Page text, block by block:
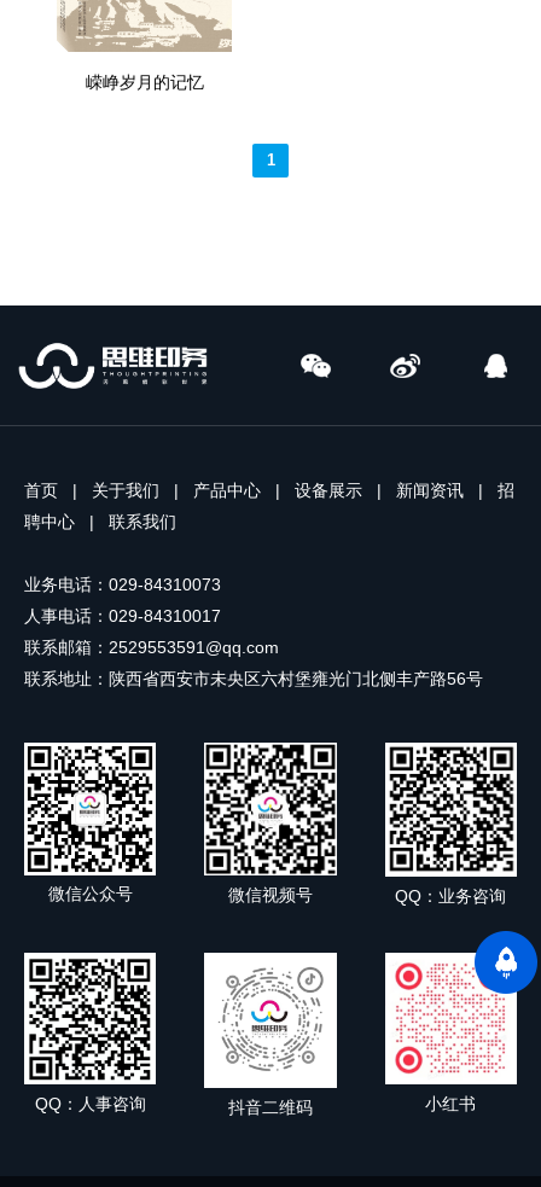
嵘峥岁月的记忆
1
首页 | 关于我们 | 产品中心 | 设备展示 | 新闻资讯 | 招
聘中心 | 联系我们
业务电话：029-84310073
人事电话：029-84310017
联系邮箱：2529553591@qq.com
联系地址：陕西省西安市未央区六村堡雍光门北侧丰产路56号
微信公众号 微信视频号 QQ：业务咨询
QQ：人事咨询 抖音二维码 小红书